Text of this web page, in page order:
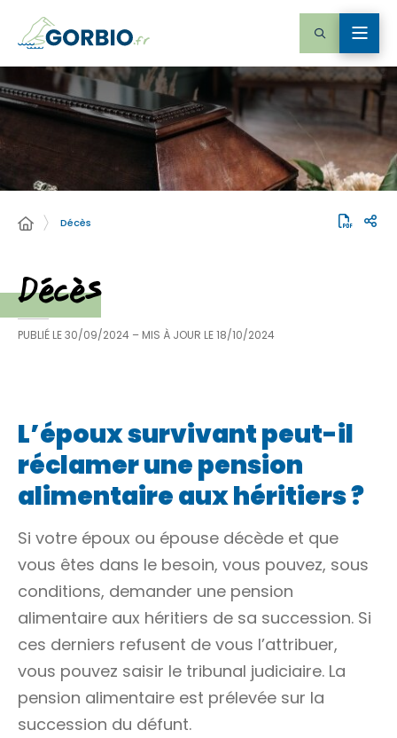
Décès
Décès
PUBLIÉ LE30/09/2024 – MIS À JOUR LE18/10/2024
L’époux survivant peut-il
réclamer une pension
alimentaire aux héritiers ?
Si votre époux ou épouse décède et que
vous êtes dans le besoin, vous pouvez, sous
conditions, demander une pension
alimentaire aux héritiers de sa succession. Si
ces derniers refusent de vous l’attribuer,
vous pouvez saisir le tribunal judiciaire. La
pension alimentaire est prélevée sur la
succession du défunt.